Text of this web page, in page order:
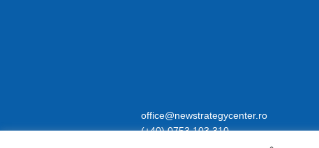
office@newstrategycenter.ro
(+40) 0753 103